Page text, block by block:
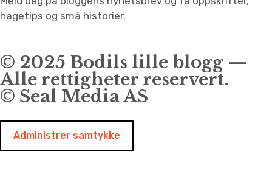
hagetips og små historier.
© 2025 Bodils lille blogg —
Alle rettigheter reservert.
© Seal Media AS
Administrer samtykke